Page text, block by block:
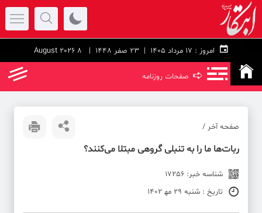
امروز : 23 صفر 1448 | 8 August 2026
➪ صفحات روزنامه
صفحه آخر /
ربات‌ها ما را به تنبلی گروهی مبتلا می‌کنند؟
شناسه خبر: 17256
تاریخ : شنبه 29 مه‍ 1402